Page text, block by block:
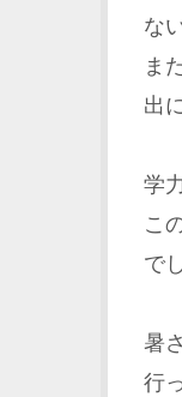
な
ま
出
学
こ
で
暑
行